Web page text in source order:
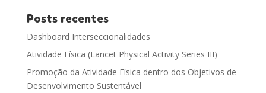
Posts recentes
Dashboard Interseccionalidades
Atividade Física (Lancet Physical Activity Series III)
Promoção da Atividade Física dentro dos Objetivos de
Desenvolvimento Sustentável